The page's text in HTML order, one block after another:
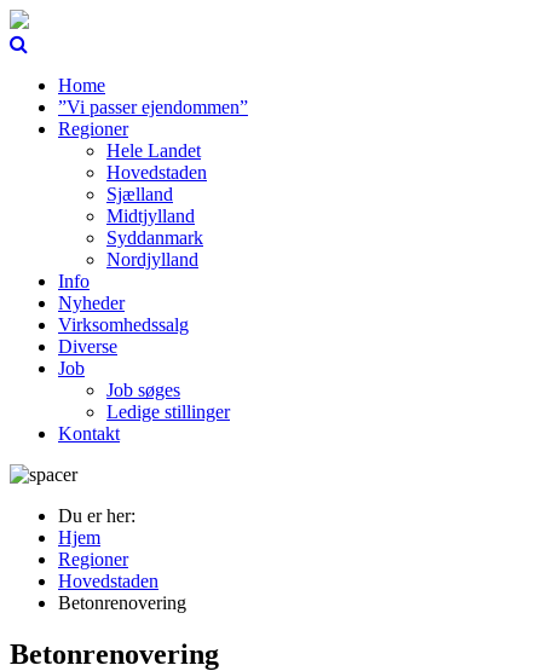
Home
”Vi passer ejendommen”
Regioner
Hele Landet
Hovedstaden
Sjælland
Midtjylland
Syddanmark
Nordjylland
Info
Nyheder
Virksomhedssalg
Diverse
Job
Job søges
Ledige stillinger
Kontakt
Du er her:
Hjem
Regioner
Hovedstaden
Betonrenovering
Betonrenovering